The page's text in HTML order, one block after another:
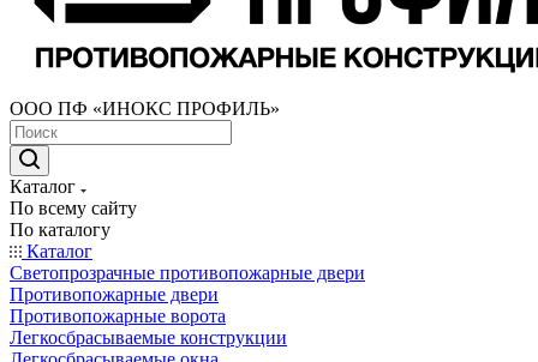
ООО ПФ «ИНОКС ПРОФИЛЬ»
Каталог
По всему сайту
По каталогу
Каталог
Светопрозрачные противопожарные двери
Противопожарные двери
Противопожарные ворота
Легкосбрасываемые конструкции